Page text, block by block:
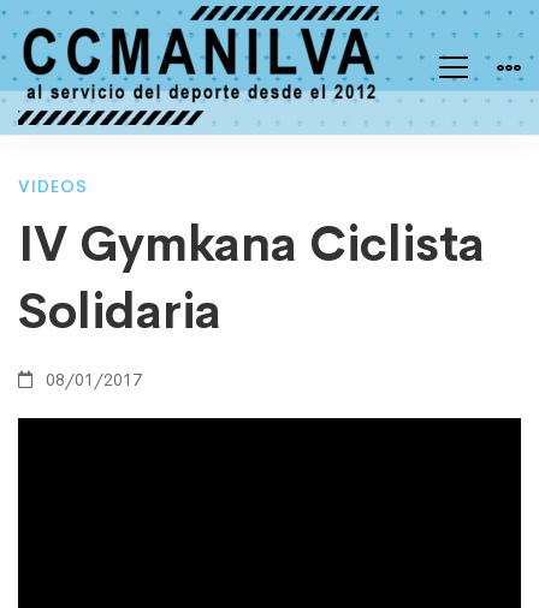
IV
Gymkana
Ciclista
VIDEOS
IV Gymkana Ciclista
Solidaria
08/01/2017